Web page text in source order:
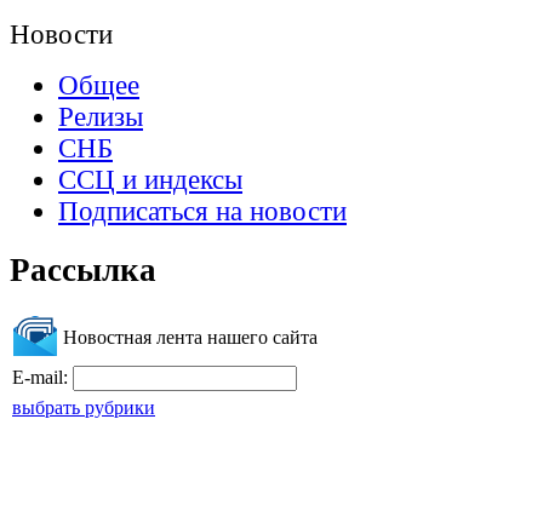
Новости
Общее
Релизы
СНБ
ССЦ и индексы
Подписаться на новости
Рассылка
Новостная лента нашего сайта
E-mail:
выбрать рубрики